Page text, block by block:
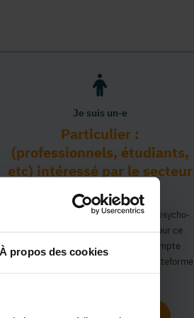
À propos des cookies
Je suis un·e
Particulier :
(professionnels, étudiants,
etc) intéressé par le secteur
PMS
Vous travaillez déjà dans le secteur psycho-
médico-social ou avez un intérêt pour ce
secteur et souhaitez obtenir un compte
personnel pour interagir sur notre plateforme